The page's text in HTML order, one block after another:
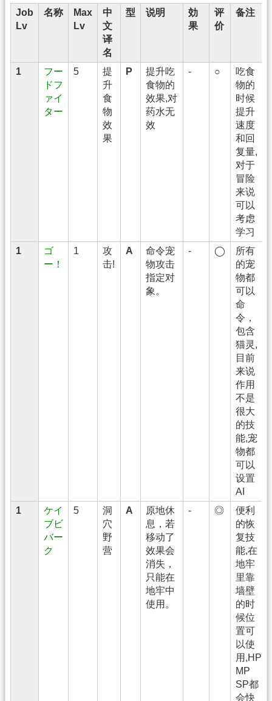
Job
Lv
名称
Max
Lv
中
文
译
名
型 说明
効
果
评
价
备注
1
フー
ドフ
ァイ
ター
5
提
升
食
物
效
果
P
提升吃
食物的
效果,对
药水无
效
- ○
吃食
物的
时候
提升
速度
和回
复量,
对于
冒险
来说
可以
考虑
学习
1
ゴ
ー！
1
攻
击!
A
命令宠
物攻击
指定对
象。
- ◯
所有
的宠
物都
可以
命
令，
包含
猫灵,
目前
来说
作用
不是
很大
的技
能,宠
物都
可以
设置
AI
1
ケイ
ブビ
バー
ク
5
洞
穴
野
营
A
原地休
息，若
移动了
效果会
消失，
只能在
地牢中
使用。
- ◎
便利
的恢
复技
能,在
地牢
里靠
墙壁
的时
候位
置可
以使
用,HP
MP
SP都
会快